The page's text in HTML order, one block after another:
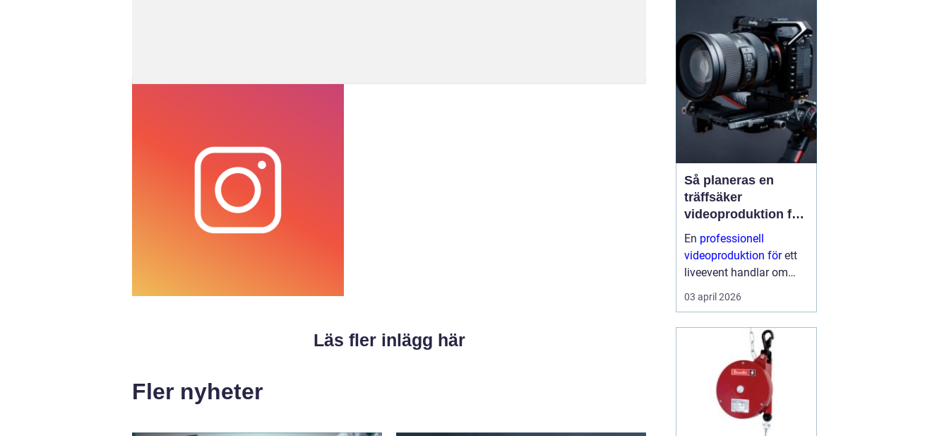
Läs fler inlägg här
Fler nyheter
blir arbetsdagen
smidigare, personalen
mindre stressad och
kunderna mer nöjda.
Många verks...
Så planeras en
träffsäker
videoproduktion för
liveevent
En professionell
videoproduktion förett
liveevent handlar om
långt mer än kameror
och skärmar. Den avgör
talare, artister och
och på distans. När
planeri...
03 april 2026